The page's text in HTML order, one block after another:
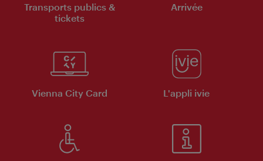
Transports publics &
tickets
Arrivée
Vienna City Card L'appli ivie